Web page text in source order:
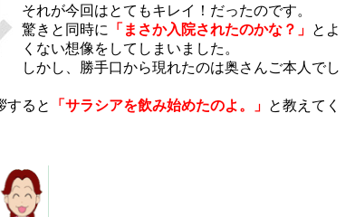
それが今回はとてもキレイ！だったのです。
驚きと同時に
「まさか入院されたのかな？」 とよ
くない想像をしてしまいました。
しかし、勝手口から現れたのは奥さんご本人でし
すると
「サラシアを飲み始めたのよ。」 と教えてく